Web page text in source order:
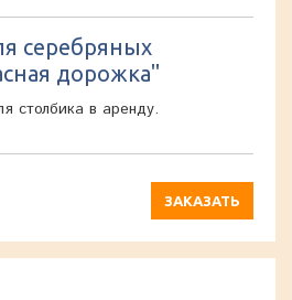
серебряных
дорожка"
столбика в аренду.
ЗАКАЗАТЬ